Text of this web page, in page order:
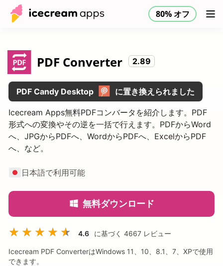
80% オフ
製品 ヘルプセンター 80% オフ JP
PDF Converter 2.89
PDF Candy Desktop に置き換えられました
Icecream Apps無料PDFコンバータを紹介します。PDF
形式への変換やその逆を一括で行えます。PDFからWord
へ、JPGからPDFへ、WordからPDFへ、ExcelからPDF
へ、など。
日本語で利用可能
無料ダウンロード
4.6 に基づく 4667 レビュー
Icecream PDF ConverterはWindows 11、10、8.1、7、XPで使用
できます。